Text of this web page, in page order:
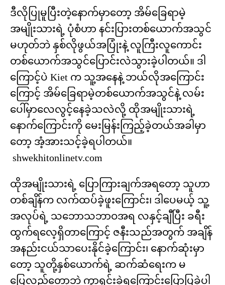
ဒီလိုပြုမူပြီးတဲ့နောက်မှာတော့ အိမ်ခြေရာမဲ့
အမျိုးသားရဲ့ ပုံစံဟာ နင်းပြားတစ်ယောက်အသွင်
မဟုတ်ဘဲ နှစ်လိုဖွယ်အပြုံးနဲ့ လူကြီးလူကောင်း
တစ်ယောက်အသွင်ပြောင်းလဲသွားခဲ့ပါတယ်။ ဒါ
ကြောင့်ပဲ Kiet က သူ့အနေနဲ့ ဘယ်လိုအကြောင်း
ကြောင့် အိမ်ခြေရာမဲ့တစ်ယောက်အသွင်နဲ့ လမ်း
ပေါ်မှာလေလွင့်နေခဲ့သလဲလို့ ထိုအမျိုးသားရဲ့
နောက်ကြောင်းကို မေးမြန်းကြည့်ခဲ့တယ်အခါမှာ
တော့ အံ့အားသင့်ခဲ့ရပါတယ်။
shwekhitonlinetv.com
ထိုအမျိုးသားရဲ့ ပြောကြားချက်အရတော့ သူဟာ
တစ်ချိန်က လက်ထပ်ခဲ့ဖူးကြောင်း၊ ဒါပေမယ့် သူ့
အလုပ်ရဲ့ သဘောသဘာဝအရ လနှင့်ချီပြီး ခရီး
ထွက်ရလေ့ရှိတာကြောင့် ဇနီးသည်အတွက် အချိန်
အနည်းငယ်သာပေးနိုင်ခဲ့ကြောင်း၊ နောက်ဆုံးမှာ
တော့ သူတို့နှစ်ယောက်ရဲ့ ဆက်ဆံရေးက မ
ပြေလည်တော့ဘဲ ကွာရှင်းခဲ့ရကြောင်းပြောပြခဲ့ပါ